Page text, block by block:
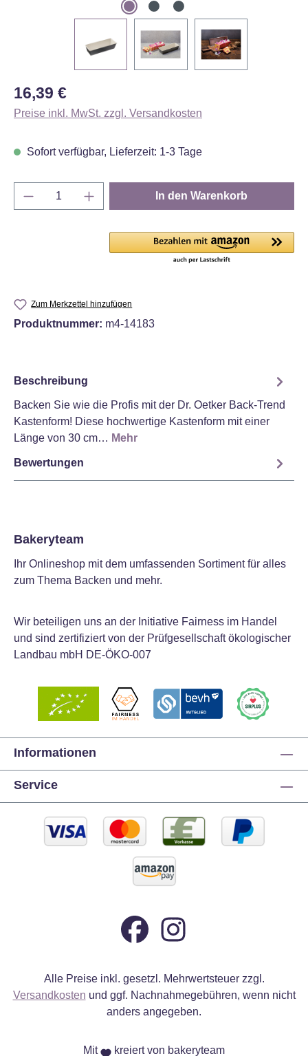
Regulärer Preis:
16,39 €
Preise inkl. MwSt. zzgl. Versandkosten
Sofort verfügbar, Lieferzeit: 1-3 Tage
Produkt Anzahl: Gib den gewünschten
In den Warenkorb
Zum Merkzettel hinzufügen
Produktnummer: m4-14183
Beschreibung
Backen Sie wie die Profis mit der Dr. Oetker Back-Trend
Kastenform! Diese hochwertige Kastenform mit einer
Länge von 30 cm… Mehr
Bewertungen
Bakeryteam
Ihr Onlineshop mit dem umfassenden Sortiment für alles
zum Thema Backen und mehr.
Wir beteiligen uns an der Initiative Fairness im Handel
und sind zertifiziert von der Prüfgesellschaft ökologischer
Landbau mbH DE-ÖKO-007
Informationen
Service
Alle Preise inkl. gesetzl. Mehrwertsteuer zzgl.
Versandkosten und ggf. Nachnahmegebühren, wenn nicht
anders angegeben.
Mit kreiert von bakeryteam